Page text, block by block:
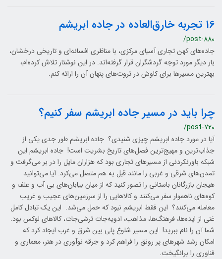
۱6 تجربه خارق‌العاده در جاده ابریشم
/post-880
جاده‌های کهن تجاری آسیای مرکزی، با مناظری افسانه‌ای و تاریخی درخشان،
بار دیگر مورد توجه گردشگران قرار گرفته‌اند. در این نوشتار تلاش کرده‌ام،
بهترین مسیرها برای کاوش در ثروت‌های پنهان آن را ارائه کنم.
چرا باید در مسیر جاده ابریشم سفر کنیم؟
/post-720
آیا در مورد جاده ابریشم چیزی شنیدی؟ جاده ابریشم طور جدی یکی از
جذاب‌ترین و مهیج‌ترین فصل‌های تاریخ بشریت است! جاده ابریشم این
شبکه باورنکردنی از مسیرهای تجاری بود که هزاران مایل را در بر می‌گرفت و
تمدن‌های شرقی و غربی را مانند قبل به هم متصل می‌کرد. آیا می‌توانید
هیجان بازرگانان باستانی را تصور کنید که از میان بیابان‌های بی آب و علف و
کوه‌های ناهموار سفر می‌کنند و کالاهایی را از سرزمین‌های عجیب و غریب
معامله می‌کنند؟ این فقط ابریشم نبود که حمل می‌شد. این یک تبادل کامل
غنی از ایده‌ها، فرهنگ‌ها، مذاهب، ادویه‌جات ترشی‌جات، کالاهای لوکس بود.
شما آن را نام ببرید! این مسیر شلوغ پلی بین شرق و غرب ایجاد کرد که
امکان رشد شهرهای پر رونق را فراهم کرد و جرقه نوآوری در هنر، معماری و
فناوری را برانگیخت.